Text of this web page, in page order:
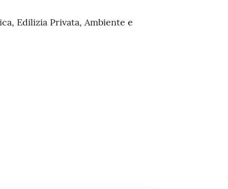
Edilizia Privata, Ambiente e